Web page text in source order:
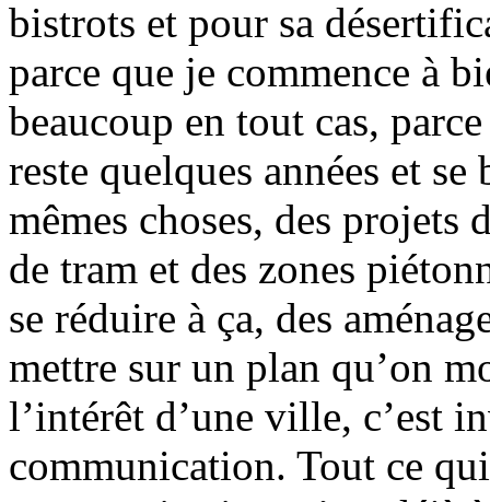
bistrots et pour sa
parce que je commence à
beaucoup en tout cas,
reste quelques années et
mêmes choses, des projets
de tram et des zones
se réduire à ça, des
mettre sur un plan qu’on
l’intérêt d’une ville, c’est
communication. Tout ce